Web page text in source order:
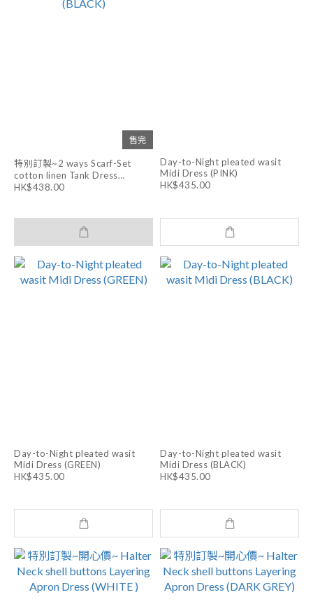
售完
特別訂製~2 ways Scarf-Set
cotton linen Tank Dress
(BLACK)
HK$438.00
Day-to-Night pleated wasit
Midi Dress (PINK)
HK$435.00
Day-to-Night pleated wasit
Midi Dress (GREEN)
HK$435.00
Day-to-Night pleated wasit
Midi Dress (BLACK)
HK$435.00